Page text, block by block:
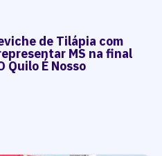
de Tilápia com
MS na final
Quilo É Nosso